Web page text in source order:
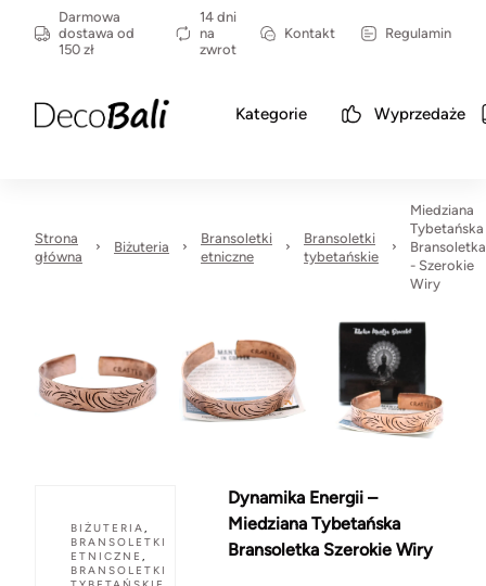
Darmowa
dostawa od
150 zł
14 dni
na
zwrot
Kontakt Regulamin
Kategorie Wyprzedaże
Strona
główna
Biżuteria
Bransoletki
etniczne
Bransoletki
tybetańskie
Miedziana
Tybetańska
Bransoletka
- Szerokie
Wiry
BIŻUTERIA,
BRANSOLETKI
ETNICZNE ,
BRANSOLETKI
Dynamika Energii –
Miedziana Tybetańska
Bransoletka Szerokie Wiry